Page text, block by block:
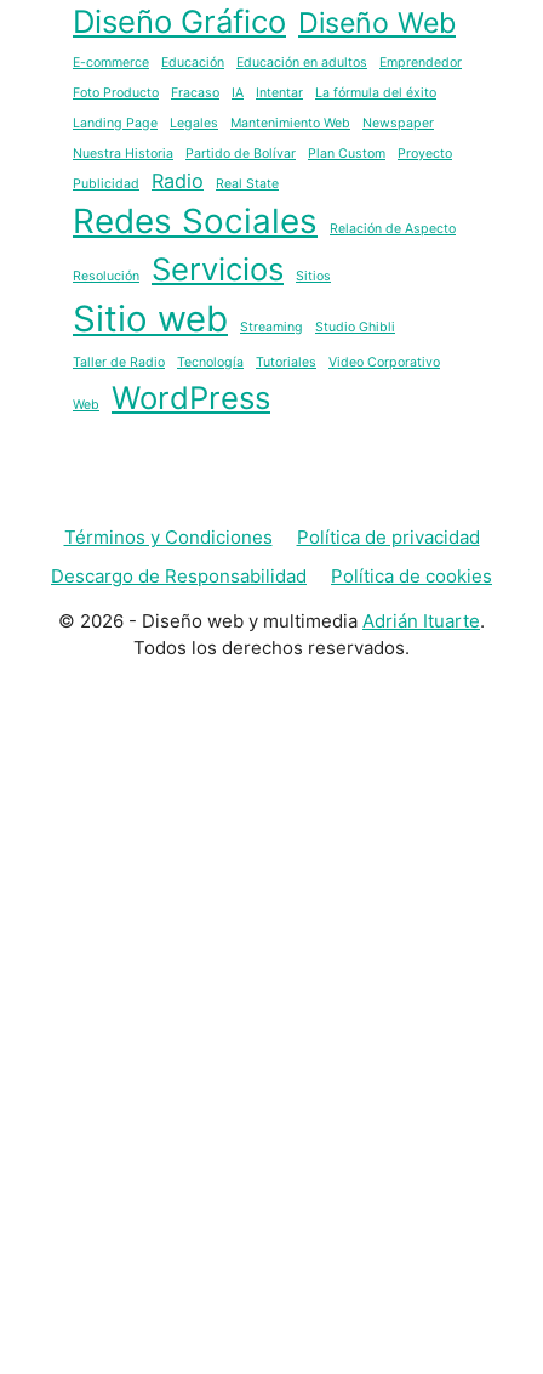
Diseño Gráfico Diseño Web
E-commerce Educación Educación en adultos
Emprendedor
Foto Producto
Fracaso IA Intentar
La fórmula del éxito
Landing Page
Legales Mantenimiento Web
Newspaper
Nuestra Historia
Partido de Bolívar Plan Custom
Proyecto
Publicidad
Radio Real State
Redes Sociales Relación de Aspecto
Resolución Servicios Sitios
Sitio web Streaming Studio Ghibli
Taller de Radio Tecnología Tutoriales Video Corporativo
Web WordPress
Términos y Condiciones
Política de privacidad
Descargo de Responsabilidad
Política de cookies
© 2026 - Diseño web y multimedia Adrián Ituarte.
Todos los derechos reservados.